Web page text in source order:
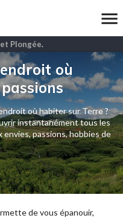
Plongée.
où
où habiter sur Terre ?
instantanément tous les
passions, hobbies de
de vous épanouir,